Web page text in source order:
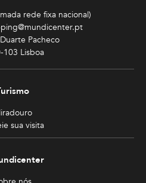
rede fixa nacional)
Pacheco
103 Lisboa
sua visita